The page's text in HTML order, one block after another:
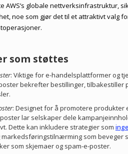
AWS’s globale nettverksinfrastruktur,
noe som gjør det til et attraktivt valg
som støttes
: Viktige for e-handelsplattformer og
bekrefter bestillinger, tilbakestiller
: Designet for å promotere produkter
lar selskaper dele
Dette kan inkludere strategier som
markedsføringstilnærming som beveger
som skjemaer og spam-e-poster.